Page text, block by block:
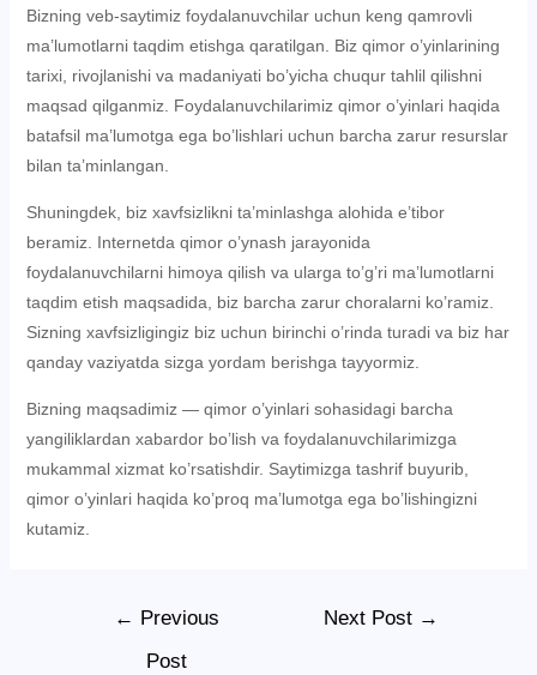
Bizning veb-saytimiz foydalanuvchilar uchun keng qamrovli
ma’lumotlarni taqdim etishga qaratilgan. Biz qimor o’yinlarining
tarixi, rivojlanishi va madaniyati bo’yicha chuqur tahlil qilishni
maqsad qilganmiz. Foydalanuvchilarimiz qimor o’yinlari haqida
batafsil ma’lumotga ega bo’lishlari uchun barcha zarur resurslar
bilan ta’minlangan.
Shuningdek, biz xavfsizlikni ta’minlashga alohida e’tibor
beramiz. Internetda qimor o’ynash jarayonida
foydalanuvchilarni himoya qilish va ularga to’g’ri ma’lumotlarni
taqdim etish maqsadida, biz barcha zarur choralarni ko’ramiz.
Sizning xavfsizligingiz biz uchun birinchi o’rinda turadi va biz har
qanday vaziyatda sizga yordam berishga tayyormiz.
Bizning maqsadimiz — qimor o’yinlari sohasidagi barcha
yangiliklardan xabardor bo’lish va foydalanuvchilarimizga
mukammal xizmat ko’rsatishdir. Saytimizga tashrif buyurib,
qimor o’yinlari haqida ko’proq ma’lumotga ega bo’lishingizni
kutamiz.
← Previous
Post
Next Post →